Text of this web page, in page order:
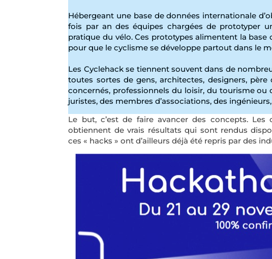
Hébergeant une base de données internationale
fois par an des équipes chargées de prototyper
pratique du vélo. Ces prototypes alimentent la
pour que le cyclisme se développe partout dans le
Les Cyclehack se tiennent souvent dans de
toutes sortes de gens, architectes, designers,
concernés, professionnels du loisir, du tourisme ou
juristes, des membres d’associations, des
Le but, c’est de faire avancer des concepts.
obtiennent de vrais résultats qui sont rendus
ces « hacks » ont d’ailleurs déjà été repris par des